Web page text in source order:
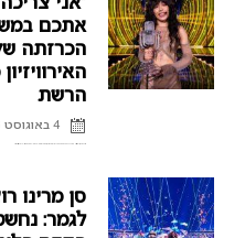
אתכם
הכרזתה
הרשת
4 באוגוסט 2026
סן מרינו
לגמר: